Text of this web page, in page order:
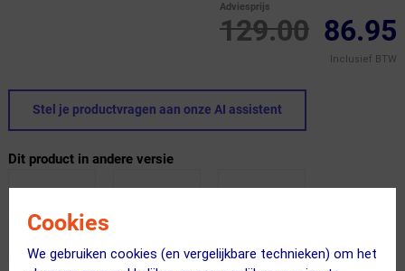
Cookies
We gebruiken cookies (en vergelijkbare technieken) om het
129.00
Adviesprijs
86.95
Inclusief BTW
Stel je productvragen aan onze AI assistent
Dit product in andere versie